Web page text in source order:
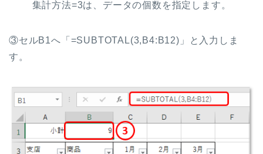
集計方法=3は、データの個数を指定します。
③セルB1へ「=SUBTOTAL(3,B4:B12)」と入力しま
す。